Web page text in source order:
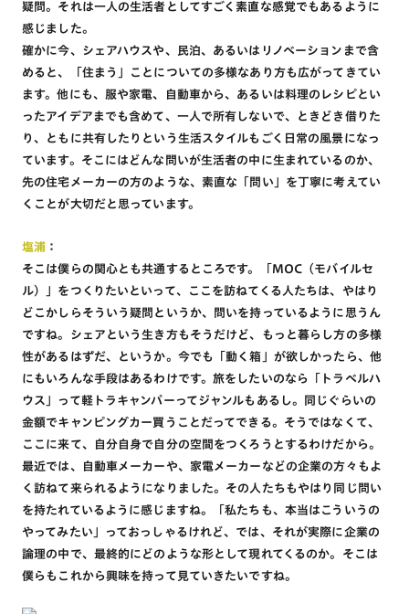
疑問。それは一人の生活者としてすごく素直な感覚でもあるように
感じました。
確かに今、シェアハウスや、民泊、あるいはリノベーションまで含
めると、「住まう」ことについての多様なあり方も広がってきてい
ます。他にも、服や家電、自動車から、あるいは料理のレシピとい
ったアイデアまでも含めて、一人で所有しないで、ときどき借りた
り、ともに共有したりという生活スタイルもごく日常の風景になっ
ています。そこにはどんな問いが生活者の中に生まれているのか、
先の住宅メーカーの方のような、素直な「問い」を丁寧に考えてい
くことが大切だと思っています。
塩浦 ：
そこは僕らの関心とも共通するところです。「MOC（モバイルセ
ル）」をつくりたいといって、ここを訪ねてくる人たちは、やはり
どこかしらそういう疑問というか、問いを持っているように思うん
ですね。シェアという生き方もそうだけど、もっと暮らし方の多様
性があるはずだ、というか。今でも「動く箱」が欲しかったら、他
にもいろんな手段はあるわけです。旅をしたいのなら「トラベルハ
ウス」って軽トラキャンパーってジャンルもあるし。同じぐらいの
金額でキャンピングカー買うことだってできる。そうではなくて、
ここに来て、自分自身で自分の空間をつくろうとするわけだから。
最近では、自動車メーカーや、家電メーカーなどの企業の方々もよ
く訪ねて来られるようになりました。その人たちもやはり同じ問い
を持たれているように感じますね。「私たちも、本当はこういうの
やってみたい」っておっしゃるけれど、では、それが実際に企業の
論理の中で、最終的にどのような形として現れてくるのか。そこは
僕らもこれから興味を持って見ていきたいですね。